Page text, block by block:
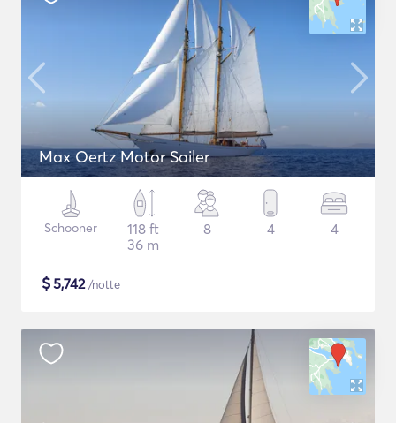
Max Oertz Motor Sailer
Schooner
118 ft
36 m
8 4 4
$5,742/notte